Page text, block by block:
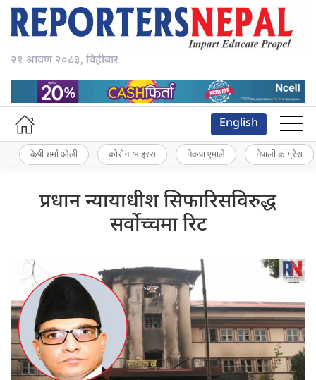
२१ श्रावण २०८३, बिहीबार
English
केपी शर्मा ओली कोरोना भाइरस नेकपा एमाले नेपाली कांग्रेस
प्रधान न्यायाधीश सिफारिसविरुद्ध
सर्वोच्चमा रिट